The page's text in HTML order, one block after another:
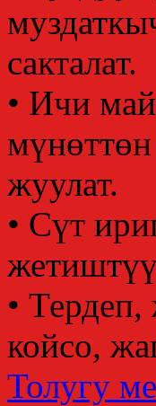
сакталат.
• Ичи
жуулат.
• Сүт
•
койсо,
Толугу